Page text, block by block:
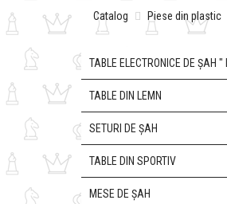
Catalog Piese din plastic
TABLE ELECTRONICE DE ȘAH "
TABLE DIN LEMN
SETURI DE ȘAH
TABLE DIN SPORTIV
MESE DE ȘAH